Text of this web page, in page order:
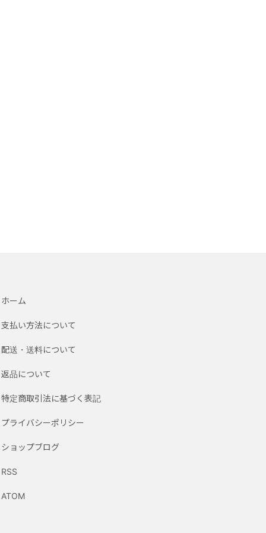
ホーム
支払い方法について
配送・送料について
返品について
特定商取引法に基づく表記
プライバシーポリシー
ショップブログ
RSS
ATOM